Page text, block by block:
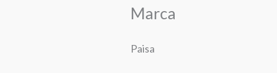
Marca
Paisa